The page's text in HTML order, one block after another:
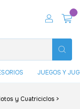
JUEGOS Y
y Cuatriciclos >